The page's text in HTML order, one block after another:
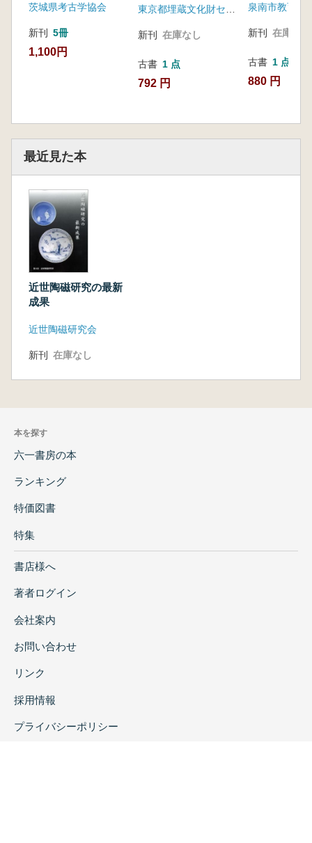
茨城県考古学協会
新刊 5冊
1,100円
新刊 在庫なし
古書 1 点
792 円
泉南市教育委
新刊 在庫なし
古書 1 点
880 円
最近見た本
近世陶磁研究の最新
成果
近世陶磁研究会
新刊 在庫なし
本を探す
六一書房の本
ランキング
特価図書
特集
書店様へ
著者ログイン
会社案内
お問い合わせ
リンク
採用情報
プライバシーポリシー